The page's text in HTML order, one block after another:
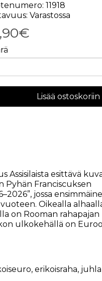
11918
Varastossa
Lisää ostoskoriin
Assisilaista esittävä
Pyhän Franciscuksen
jossa
Oikealla
on Rooman rahapajan
ulkokehällä on
, erikoisraha,